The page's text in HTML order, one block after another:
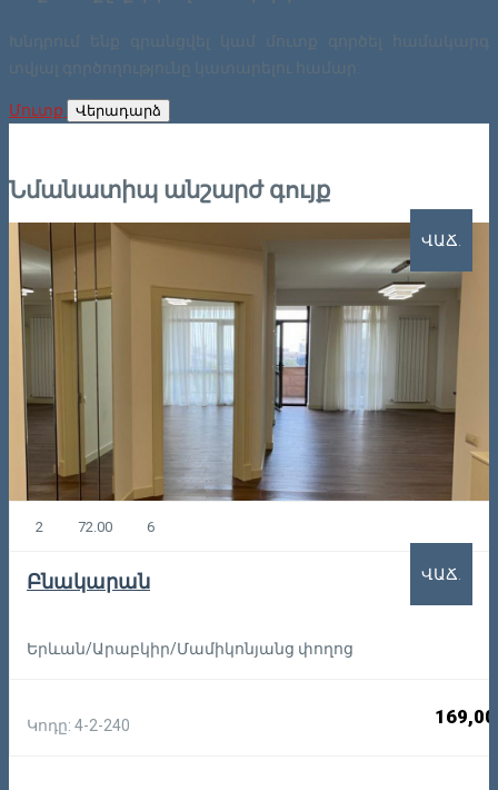
Խնդրում ենք գրանցվել կամ մուտք գործել համակարգ
տվյալ գործողությունը կատարելու համար:
Մուտք Վերադարձ
Նմանատիպ անշարժ գույք
ՎԱՃ.
2 72.00 6
Բնակարան
Երևան/Արաբկիր/Մամիկոնյանց փողոց
Կոդը: 4-2-240
ՎԱՃ.